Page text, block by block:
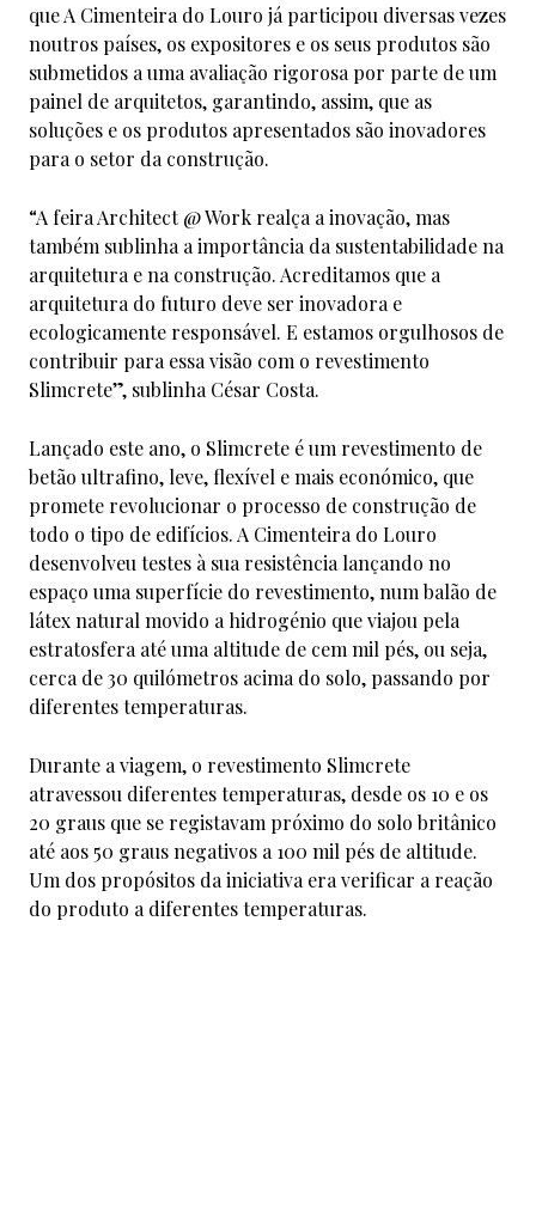
que A Cimenteira do Louro já participou diversas vezes
noutros países, os expositores e os seus produtos são
submetidos a uma avaliação rigorosa por parte de um
painel de arquitetos, garantindo, assim, que as
soluções e os produtos apresentados são inovadores
para o setor da construção.
“A feira Architect @ Work realça a inovação, mas
também sublinha a importância da sustentabilidade na
arquitetura e na construção. Acreditamos que a
arquitetura do futuro deve ser inovadora e
ecologicamente responsável. E estamos orgulhosos de
contribuir para essa visão com o revestimento
Slimcrete”, sublinha César Costa.
Lançado este ano, o Slimcrete é um revestimento de
betão ultrafino, leve, flexível e mais económico, que
promete revolucionar o processo de construção de
todo o tipo de edifícios. A Cimenteira do Louro
desenvolveu testes à sua resistência lançando no
espaço uma superfície do revestimento, num balão de
látex natural movido a hidrogénio que viajou pela
estratosfera até uma altitude de cem mil pés, ou seja,
cerca de 30 quilómetros acima do solo, passando por
diferentes temperaturas.
Durante a viagem, o revestimento Slimcrete
atravessou diferentes temperaturas, desde os 10 e os
20 graus que se registavam próximo do solo britânico
até aos 50 graus negativos a 100 mil pés de altitude.
Um dos propósitos da iniciativa era verificar a reação
do produto a diferentes temperaturas.